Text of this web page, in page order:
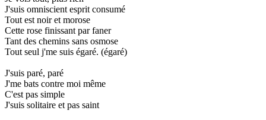
J'suis omniscient esprit consumé
Tout est noir et morose
Cette rose finissant par faner
Tant des chemins sans osmose
Tout seul j'me suis égaré. (égaré)
J'suis paré, paré
J'me bats contre moi même
C'est pas simple
J'suis solitaire et pas saint